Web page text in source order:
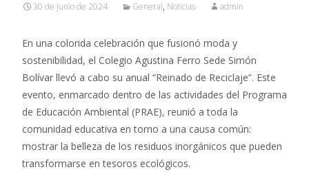
30 de junio de 2024 General, Noticias admin
En una colorida celebración que fusionó moda y
sostenibilidad, el Colegio Agustina Ferro Sede Simón
Bolívar llevó a cabo su anual “Reinado de Reciclaje”. Este
evento, enmarcado dentro de las actividades del Programa
de Educación Ambiental (PRAE), reunió a toda la
comunidad educativa en torno a una causa común:
mostrar la belleza de los residuos inorgánicos que pueden
transformarse en tesoros ecológicos.